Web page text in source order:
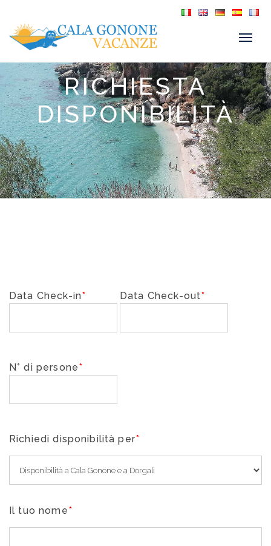
RICHIESTA
DISPONIBILITÀ
Data Check-in* Data Check-out*
N° di persone*
Richiedi disponibilità per*
Il tuo nome*